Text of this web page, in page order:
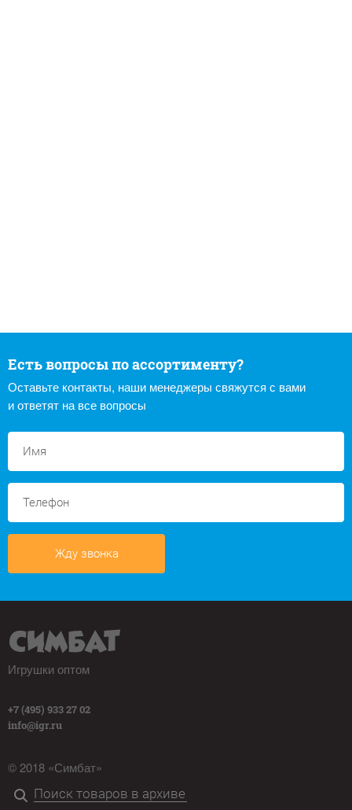
Есть вопросы по ассортименту?
Оставьте контакты, наши менеджеры свяжутся с вами
и ответят на все вопросы
Жду звонка
Игрушки оптом
+7 (495) 933 27 02
info@igr.ru
© 2018 «Симбат»